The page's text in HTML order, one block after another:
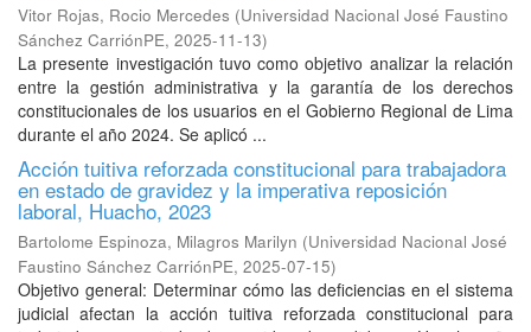
Vitor Rojas, Rocio Mercedes (Universidad Nacional José Faustino
Sánchez CarriónPE, 2025-11-13)
La presente investigación tuvo como objetivo analizar la relación
entre la gestión administrativa y la garantía de los derechos
constitucionales de los usuarios en el Gobierno Regional de Lima
durante el año 2024. Se aplicó ...
Acción tuitiva reforzada constitucional para trabajadora
en estado de gravidez y la imperativa reposición
laboral, Huacho, 2023
Bartolome Espinoza, Milagros Marilyn (Universidad Nacional José
Faustino Sánchez CarriónPE, 2025-07-15)
Objetivo general: Determinar cómo las deficiencias en el sistema
judicial afectan la acción tuitiva reforzada constitucional para